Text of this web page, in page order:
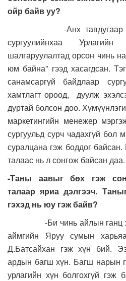
ойр байв уу?
-Анх тавдугаар
сургуулийнхаа
шалгаруулалтад орсон чинь
юм байна” гээд хасагдсан.
санамсаргүй байдлаар
хамтлагт ороод, дуулж
дуртай болсон доо.
маркетингийн менежер
сургуульд сурч чадахгүй бол
суралцана гэж боддог байсан.
талаас нь л сонгож байсан даа.
-Таны аавыг бөх гэж
талаар яриа дэлгээч.
гэхэд нь юу гэж байв?
-Би чинь айлын ганц
аймгийн Яруу сумын
Д.Батсайхан гэж хүн бий.
ардын багш хүн. Багш нарын
урлагийн хүн болгохгүй гэж